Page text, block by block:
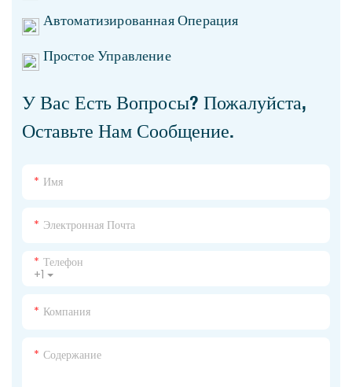
Автоматизированная Операция
Простое Управление
У Вас Есть Вопросы? Пожалуйста,
Оставьте Нам Сообщение.
Имя
Электронная Почта
+1
Телефон
Компания
Содержание